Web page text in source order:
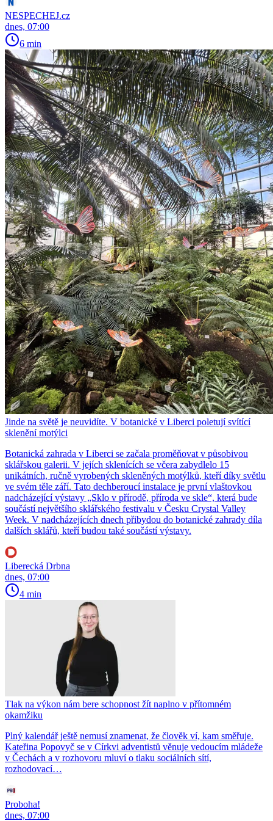
NESPECHEJ.cz
dnes, 07:00
6 min
Jinde na světě je neuvidíte. V botanické v Liberci poletují svítící
sklenění motýlci
Botanická zahrada v Liberci se začala proměňovat v působivou
sklářskou galerii. V jejích sklenících se včera zabydlelo 15
unikátních, ručně vyrobených skleněných motýlků, kteří díky světlu
ve svém těle září. Tato dechberoucí instalace je první vlaštovkou
nadcházející výstavy „Sklo v přírodě, příroda ve skle“, která bude
součástí největšího sklářského festivalu v Česku Crystal Valley
Week. V nadcházejících dnech přibydou do botanické zahrady díla
dalších sklářů, kteří budou také součástí výstavy.
Liberecká Drbna
dnes, 07:00
4 min
Tlak na výkon nám bere schopnost žít naplno v přítomném
okamžiku
Plný kalendář ještě nemusí znamenat, že člověk ví, kam směřuje.
Kateřina Popovyč se v Církvi adventistů věnuje vedoucím mládeže
v Čechách a v rozhovoru mluví o tlaku sociálních sítí,
rozhodovací…
Proboha!
dnes, 07:00